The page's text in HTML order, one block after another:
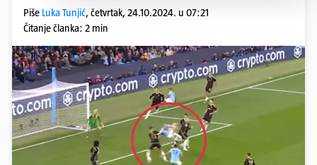
Piše Luka Tunjić, četvrtak, 24.10.2024. u 07:21
Čitanje članka: 2 min